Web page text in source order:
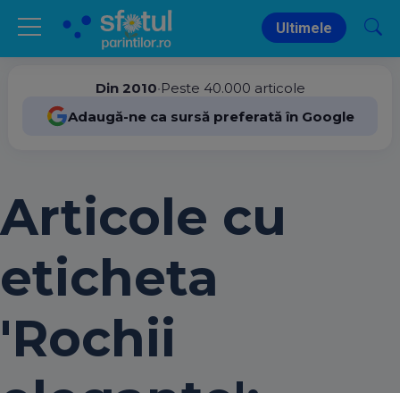
Ultimele
Din 2010•Peste 40.000 articole
Adaugă-ne ca sursă preferată în Google
Articole cu
eticheta
'Rochii